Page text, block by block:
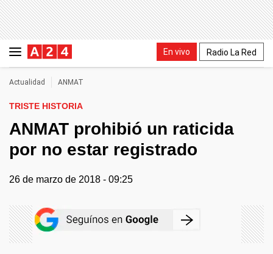
En vivo Radio La Red
Actualidad ANMAT
TRISTE HISTORIA
ANMAT prohibió un raticida
por no estar registrado
26 de marzo de 2018 - 09:25